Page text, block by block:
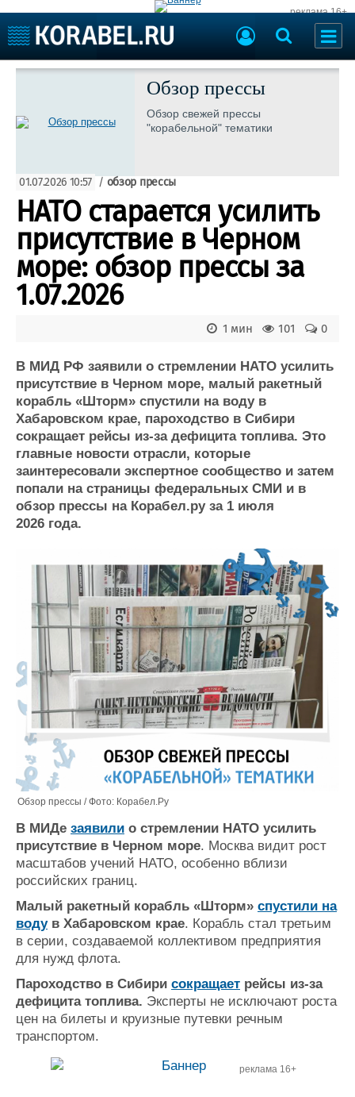
реклама 16+
Судостроение
Пресс-релизы
Образование
Яхты и катера
Еще
Судостроение
Пульс
Новости
Компании
Журнал
Реклама
Торговая площадка
Доска объявлений
Продажа флота
Материалы
Конференции
Выставки и семинары
Личности
Словарь
Флот
Галерея флота
Форум
Отзывы
Все службы
Обзор прессы
Обзор свежей прессы
"корабельной" тематики
01.07.2026 10:57 / обзор прессы
НАТО старается усилить
присутствие в Черном
море: обзор прессы за
1.07.2026
0
101
1 мин
В МИД РФ заявили о стремлении НАТО усилить
присутствие в Черном море, малый ракетный
корабль «Шторм» спустили на воду в
Хабаровском крае, пароходство в Сибири
сокращает рейсы из-за дефицита топлива. Это
главные новости отрасли, которые
заинтересовали экспертное сообщество и затем
попали на страницы федеральных СМИ и в
обзор прессы на Корабел.ру за 1 июля
2026 года.
Обзор прессы / Фото: Корабел.Ру
В МИДе заявили о стремлении НАТО усилить
присутствие в Черном море. Москва видит рост
масштабов учений НАТО, особенно вблизи
российских границ.
Малый ракетный корабль «Шторм» спустили на
водув Хабаровском крае. Корабль стал третьим
в серии, создаваемой коллективом предприятия
для нужд флота.
Пароходство в Сибири сокращает рейсы из-за
дефицита топлива. Эксперты не исключают роста
цен на билеты и круизные путевки речным
транспортом.
реклама 16+